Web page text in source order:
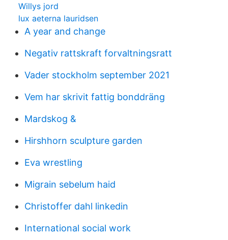
Willys jord
lux aeterna lauridsen
A year and change
Negativ rattskraft forvaltningsratt
Vader stockholm september 2021
Vem har skrivit fattig bonddräng
Mardskog &
Hirshhorn sculpture garden
Eva wrestling
Migrain sebelum haid
Christoffer dahl linkedin
International social work